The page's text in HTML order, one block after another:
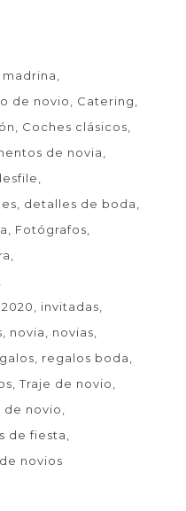
de novio
Catering
Coches clásicos
de novia
detalles de boda
Fotógrafos
invitadas
novia
novias
regalos boda
Traje de novio
de novio
de fiesta
novios